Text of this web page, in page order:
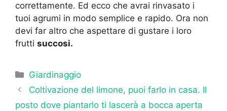
correttamente. Ed ecco che avrai rinvasato i
tuoi agrumi in modo semplice e rapido. Ora non
devi far altro che aspettare di gustare i loro
frutti succosi.
Categorie
Giardinaggio
Coltivazione del limone, puoi farlo in casa. Il
posto dove piantarlo ti lascerà a bocca aperta